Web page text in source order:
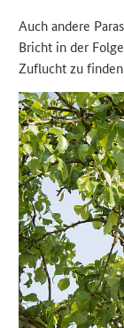
Auch andere
Bricht in der
Zuflucht zu